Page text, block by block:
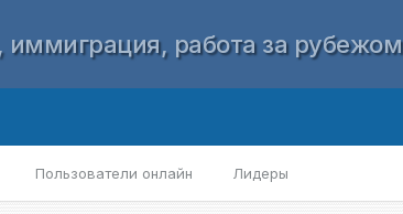
работа за рубежом
Пользователи онлайн Лидеры